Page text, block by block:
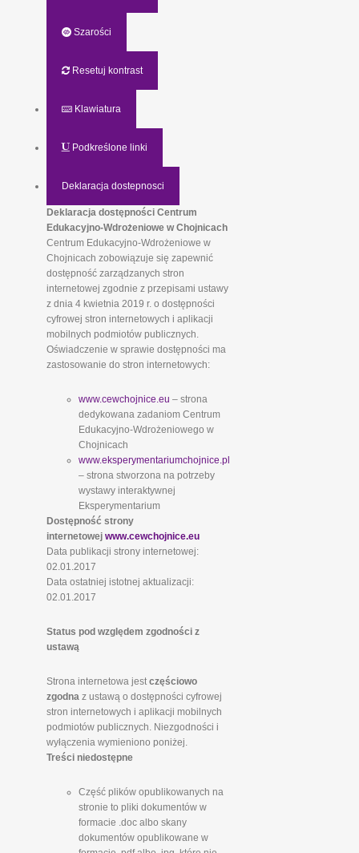
Szarości
Resetuj kontrast
Klawiatura
Podkreślone linki
Deklaracja dostepnosci
Deklaracja dostępności Centrum
Edukacyjno-Wdrożeniowe w Chojnicach
Centrum Edukacyjno-Wdrożeniowe w
Chojnicach zobowiązuje się zapewnić
dostępność zarządzanych stron
internetowej zgodnie z przepisami ustawy
z dnia 4 kwietnia 2019 r. o dostępności
cyfrowej stron internetowych i aplikacji
mobilnych podmiotów publicznych.
Oświadczenie w sprawie dostępności ma
zastosowanie do stron internetowych:
www.cewchojnice.eu – strona
dedykowana zadaniom Centrum
Edukacyjno-Wdrożeniowego w
Chojnicach
www.eksperymentariumchojnice.pl
– strona stworzona na potrzeby
wystawy interaktywnej
Eksperymentarium
Dostępność strony
internetowej www.cewchojnice.eu
Data publikacji strony internetowej:
02.01.2017
Data ostatniej istotnej aktualizacji:
02.01.2017
Status pod względem zgodności z
ustawą
Strona internetowa jestczęściowo
zgodnaz ustawą o dostępności cyfrowej
stron internetowych i aplikacji mobilnych
podmiotów publicznych. Niezgodności i
wyłączenia wymieniono poniżej.
Treści niedostępne
Część plików opublikowanych na
stronie to pliki dokumentów w
formacie .doc albo skany
dokumentów opublikowane w